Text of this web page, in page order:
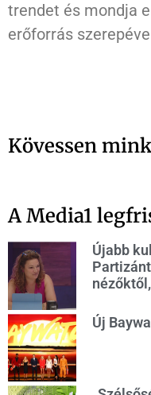
trendet és mondja
erőforrás
Kövessen
A Media1
Újabb
Új